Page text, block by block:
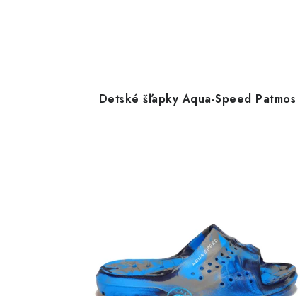
Detské šľapky Aqua-Speed Patmos